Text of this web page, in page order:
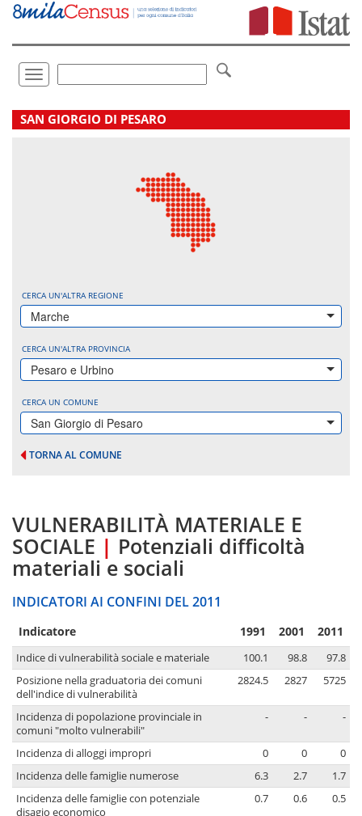
Vai
direttamente
Toggle
navigation
.
SAN GIORGIO DI PESARO
CERCA UN'ALTRA REGIONE
Marche
CERCA UN'ALTRA PROVINCIA
Pesaro e Urbino
CERCA UN COMUNE
San Giorgio di Pesaro
TORNA AL COMUNE
VULNERABILITÀ MATERIALE E
SOCIALE | Potenziali difficoltà
materiali e sociali
INDICATORI AI CONFINI DEL 2011
Indicatore 1991 2001 2011
Indice di vulnerabilità sociale e materiale 100.1 98.8
97.8
Posizione nella graduatoria dei comuni
dell'indice di vulnerabilità
2824.5 2827 5725
Incidenza di popolazione provinciale in
comuni "molto vulnerabili"
- - -
Incidenza di alloggi impropri 0 0
0
Incidenza delle famiglie numerose
6.3 2.7
1.7
Incidenza delle famiglie con potenziale
disagio economico
0.7 0.6 0.5